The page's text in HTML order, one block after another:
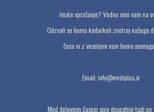
Imate vprašanje? Vedno smo vam na
Odzvali se bomo kadarkoli znotraj našega
časa in z veseljem vam bomo
Email: info@mediplus.si
Med delovnim časom smo dosegljivi tudi